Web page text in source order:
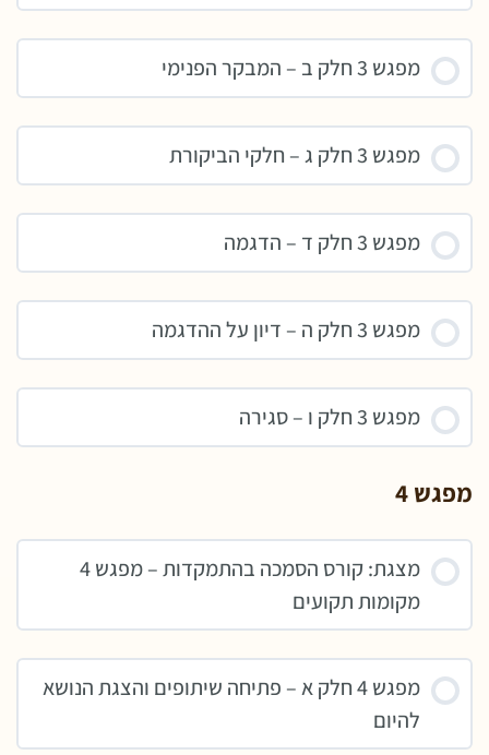
מפגש 3 חלק ב – המבקר הפנימי
מפגש 3 חלק ג – חלקי הביקורת
מפגש 3 חלק ד – הדגמה
מפגש 3 חלק ה – דיון על ההדגמה
מפגש 3 חלק ו – סגירה
מפגש 4
מצגת: קורס הסמכה בהתמקדות – מפגש 4
מקומות תקועים
מפגש 4 חלק א – פתיחה שיתופים והצגת הנושא
להיום